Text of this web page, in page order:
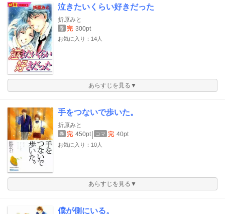
泣きたいくらい好きだった
折原みと
巻 完 300pt
お気に入り：14人
あらすじを見る▼
手をつないで歩いた。
折原みと
巻 完 450pt コマ 完 40pt
お気に入り：10人
あらすじを見る▼
僕が側にいる。